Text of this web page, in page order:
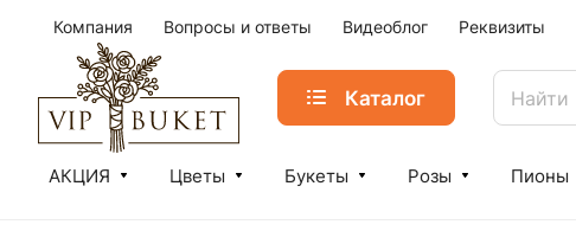
Компания Вопросы и ответы Видеоблог Реквизиты
Каталог
АКЦИЯ Цветы Букеты Розы Пионы